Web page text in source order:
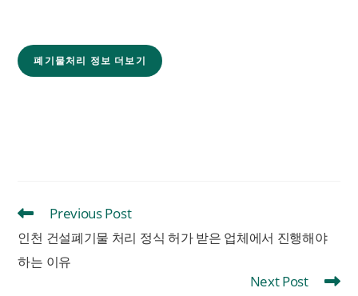
폐기물처리 정보 더보기
Previous Post
인천 건설폐기물 처리 정식 허가 받은 업체에서 진행해야
하는 이유
Next Post